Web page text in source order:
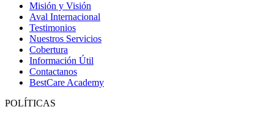
Misión y Visión
Aval Internacional
Testimonios
Nuestros Servicios
Cobertura
Información Útil
Contactanos
BestCare Academy
POLÍTICAS